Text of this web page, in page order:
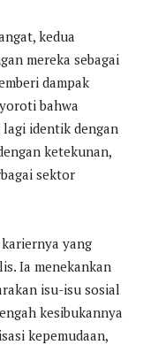
kedua
mereka sebagai
dampak
bahwa
identik dengan
ketekunan,
sektor
yang
Ia menekankan
isu-isu sosial
kesibukannya
kepemudaan,